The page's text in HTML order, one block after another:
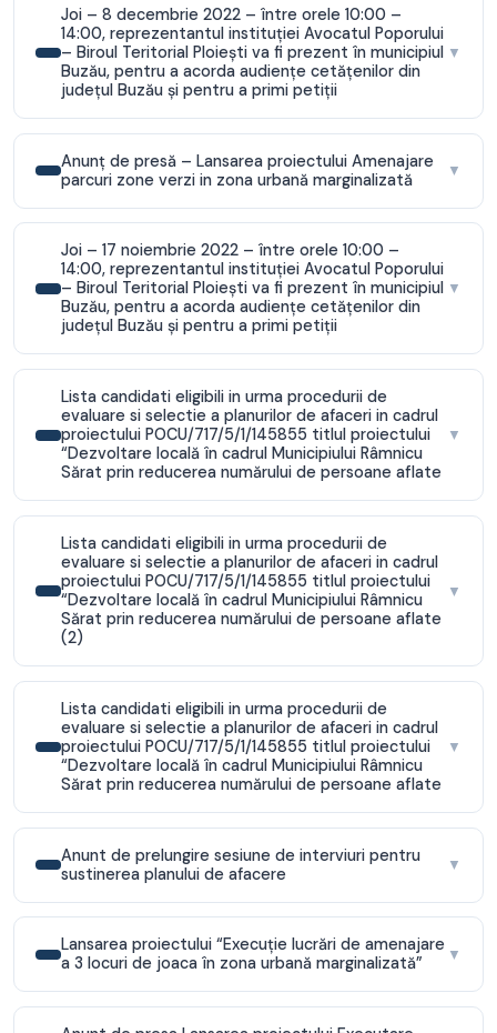
Joi – 8 decembrie 2022 – între orele 10:00 –
14:00, reprezentantul instituţiei Avocatul Poporului
– Biroul Teritorial Ploieşti va fi prezent în municipiul
Buzău, pentru a acorda audienţe cetăţenilor din
judeţul Buzău şi pentru a primi petiţii
▼
Anunț de presă – Lansarea proiectului Amenajare
parcuri zone verzi in zona urbană marginalizată
▼
Joi – 17 noiembrie 2022 – între orele 10:00 –
14:00, reprezentantul instituţiei Avocatul Poporului
– Biroul Teritorial Ploieşti va fi prezent în municipiul
Buzău, pentru a acorda audienţe cetăţenilor din
judeţul Buzău şi pentru a primi petiţii
▼
Lista candidati eligibili in urma procedurii de
evaluare si selectie a planurilor de afaceri in cadrul
proiectului POCU/717/5/1/145855 titlul proiectului
“Dezvoltare locală în cadrul Municipiului Râmnicu
Sărat prin reducerea numărului de persoane aflate
▼
Lista candidati eligibili in urma procedurii de
evaluare si selectie a planurilor de afaceri in cadrul
proiectului POCU/717/5/1/145855 titlul proiectului
“Dezvoltare locală în cadrul Municipiului Râmnicu
Sărat prin reducerea numărului de persoane aflate
(2)
▼
Lista candidati eligibili in urma procedurii de
evaluare si selectie a planurilor de afaceri in cadrul
proiectului POCU/717/5/1/145855 titlul proiectului
“Dezvoltare locală în cadrul Municipiului Râmnicu
Sărat prin reducerea numărului de persoane aflate
▼
Anunt de prelungire sesiune de interviuri pentru
sustinerea planului de afacere
▼
Lansarea proiectului “Execuţie lucrări de amenajare
a 3 locuri de joaca în zona urbană marginalizată”
▼